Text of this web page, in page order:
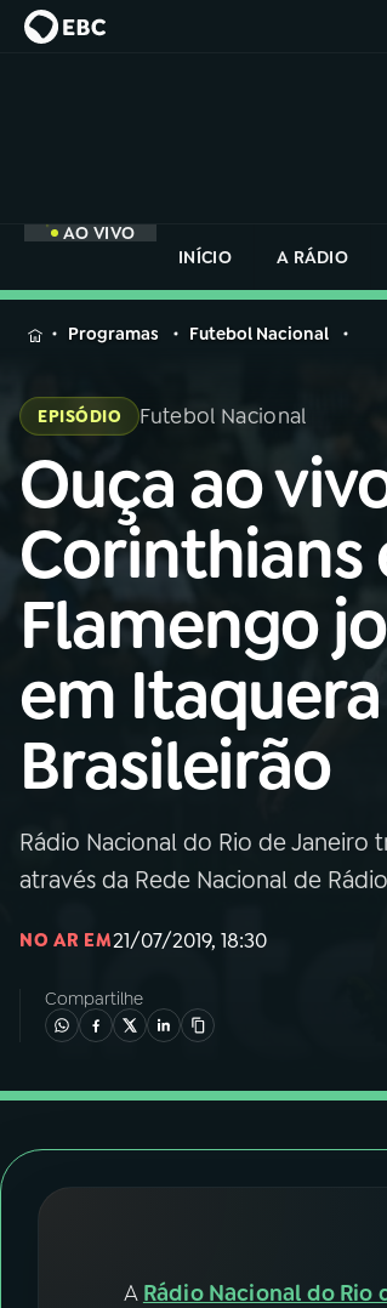
AO VIVO
INÍCIO
A RÁDIO
MENU
Buscar
na
Rádio
Nacional
AO VIVO
01INÍCIO
02A RÁDIO
03PROGRAMAÇÃO
04PROGRAMAS
05 PODCASTS
06VIDEOCASTS
07ÚLTIMAS
YouTube Facebook
na
Rádio
Programas Futebol Nacional
EPISÓDIO Futebol Nacional
Ouça ao
Corinthians
Flamengo
em
Brasileirão
Rádio Nacional do Rio de Janeiro
através da Rede Nacional de
NO AR EM21/07/2019, 18:30
Compartilhe
A Rádio Nacional do Rio